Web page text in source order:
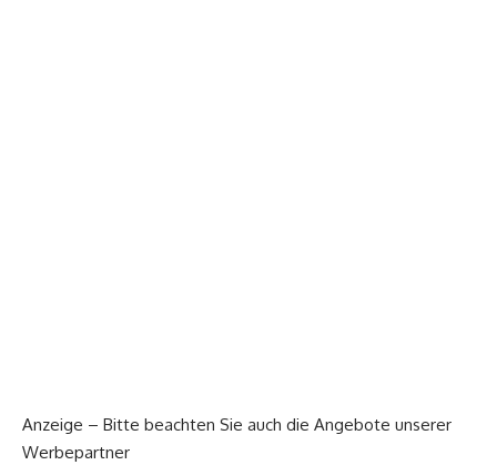
Anzeige – Bitte beachten Sie auch die Angebote unserer
Werbepartner